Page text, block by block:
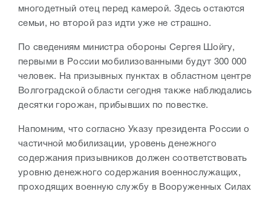
многодетный отец перед камерой. Здесь остаются
семьи, но второй раз идти уже не страшно.
По сведениям министра обороны Сергея Шойгу,
первыми в России мобилизованными будут 300 000
человек. На призывных пунктах в областном центре
Волгоградской области сегодня также наблюдались
десятки горожан, прибывших по повестке.
Напомним, что согласно Указу президента России о
частичной мобилизации, уровень денежного
содержания призывников должен соответствовать
уровню денежного содержания военнослужащих,
проходящих военную службу в Вооруженных Силах